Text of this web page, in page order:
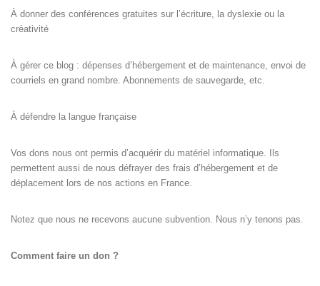
À donner des conférences gratuites sur l’écriture, la dyslexie ou la
créativité
À gérer ce blog : dépenses d’hébergement et de maintenance, envoi de
courriels en grand nombre. Abonnements de sauvegarde, etc.
À défendre la langue française
Vos dons nous ont permis d’acquérir du matériel informatique. Ils
permettent aussi de nous défrayer des frais d’hébergement et de
déplacement lors de nos actions en France.
Notez que nous ne recevons aucune subvention. Nous n’y tenons pas.
Comment faire un don ?